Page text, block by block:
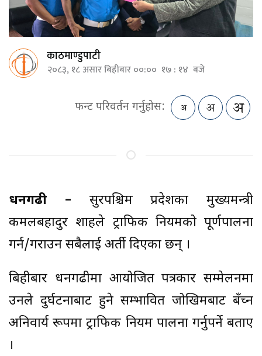
काठमाण्डुपाटी
२०८३, १८ असार बिहीबार ००:०० १७ : १४ बजे
फन्ट परिवर्तन गर्नुहोस:
धनगढी – सुदूरपश्चिम प्रदेशका मुख्यमन्त्री
कमलबहादुर शाहले ट्राफिक नियमको पूर्णपालना
गर्न/गराउन सबैलाई अर्ती दिएका छन् ।
बिहीबार धनगढीमा आयोजित पत्रकार सम्मेलनमा
उनले दुर्घटनाबाट हुने सम्भावित जोखिमबाट बँच्न
अनिवार्य रूपमा ट्राफिक नियम पालना गर्नुपर्ने बताए
।